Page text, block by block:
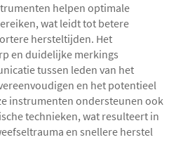
helpen optimale
wat leidt tot betere
hersteltijden. Het
en duidelijke merkings
tussen leden van het
en het potentieel
instrumenten ondersteunen ook
technieken, wat resulteert in
en snellere herstel